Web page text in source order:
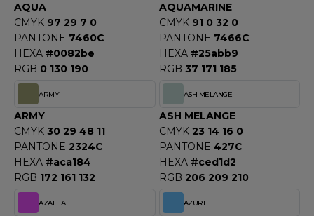
PROFESSIONNELLE
- BLOUSON
SERIE
AQUA
CMYK 97 29 7 0
PANTONE 7460C
HEXA #0082be
RGB 0 130 190
AQUAMARINE
CMYK 91 0 32 0
PANTONE 7466C
HEXA #25abb9
RGB 37 171 185
ARMY
ARMY
CMYK 30 29 48 11
PANTONE 2324C
HEXA #aca184
RGB 172 161 132
ASH MELANGE
ASH MELANGE
CMYK 23 14 16 0
PANTONE 427C
HEXA #ced1d2
RGB 206 209 210
AZALEA AZURE